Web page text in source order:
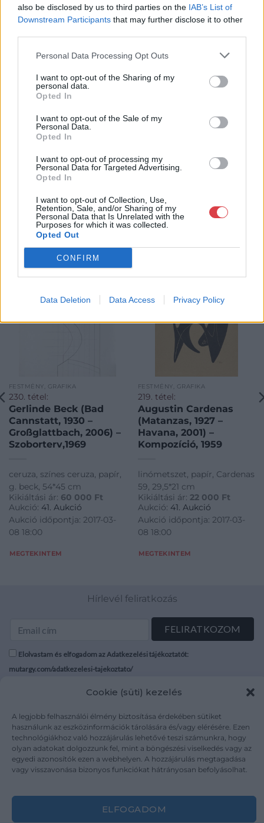
also be disclosed by us to third parties on the IAB’s List of
Downstream Participants that may further disclose it to other
Personal Data Processing Opt Outs
I want to opt-out of the Sharing of my
personal data.
Opted In
I want to opt-out of the Sale of my
Personal Data.
Opted In
I want to opt-out of processing my
Personal Data for Targeted Advertising.
Opted In
I want to opt-out of Collection, Use,
Retention, Sale, and/or Sharing of my
Personal Data that Is Unrelated with the
Purposes for which it was collected.
Opted Out
CONFIRM
Data Deletion Data Access Privacy Policy
Cookie (süti) kezelés
A legjobb felhasználói élmény biztosítása érdekében sütiket
használunk az eszközinformációk tárolására és/vagy elérésére. Ezen
technológiákhoz való hozzájárulás lehetővé teszi számunkra, hogy
olyan adatokat dolgozzunk fel, mint a böngészési viselkedés vagy az
egyedi azonosítók ezen a webhelyen. A hozzájárulás megtagadása
vagy visszavonása bizonyos funkciókat hátrányosan befolyásolhat.
ELFOGADOM
Cím: Törő Tamás
Biksady Galéria Kft.
1055, Budapest, Falk Miksa u.
9307
GALÉRIA TOVÁBBI MŰTÁRGYAI
KAPCSOLÓDÓ MŰTÁRGYAK
FESTMÉNY, GRAFIKA
230. tétel:
Gerlinde Beck (Bad
Cannstatt, 1930 –
Großglattbach, 2006) –
Szoborterv,1969
ceruza, színes ceruza, papír,
g. beck, 54*45 cm
Kikiáltási ár: 60 000 Ft
Aukció: 41. Aukció
Aukció időpontja: 2017-03-
08 18:00
MEGTEKINTEM
FESTMÉNY, GRAFIKA
219. tétel:
Augustin Cardenas
(Matanzas, 1927 –
Havana, 2001) –
Kompozíció, 1959
linómetszet, papír, Cardenas
59, 29,5*21 cm
Kikiáltási ár: 22 000 Ft
Aukció: 41. Aukció
Aukció időpontja: 2017-03-
08 18:00
MEGTEKINTEM
Hírlevél feliratkozás
Elolvastam és elfogadom az Adatkezelési tájékoztatót:
mutargy.com/adatkezelesi-tajekoztato/
Médiaajánlat
Karrier
Kapcsolat
Áraink
ÁSZF
Adatvédelem
Impresszum